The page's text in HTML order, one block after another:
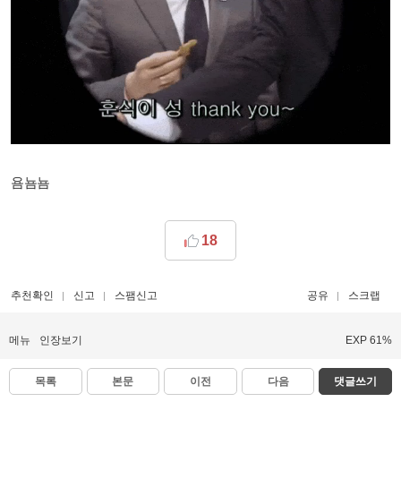
욤뇸뇸
18
추천확인 신고 스팸신고 공유 스크랩
메뉴 인장보기 EXP 61%
목록 본문 이전 다음 댓글쓰기